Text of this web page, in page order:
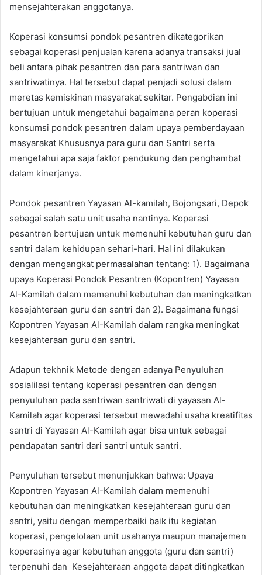
mensejahterakan anggotanya.
Koperasi konsumsi pondok pesantren dikategorikan
sebagai koperasi penjualan karena adanya transaksi jual
beli antara pihak pesantren dan para santriwan dan
santriwatinya. Hal tersebut dapat penjadi solusi dalam
meretas kemiskinan masyarakat sekitar. Pengabdian ini
bertujuan untuk mengetahui bagaimana peran koperasi
konsumsi pondok pesantren dalam upaya pemberdayaan
masyarakat Khususnya para guru dan Santri serta
mengetahui apa saja faktor pendukung dan penghambat
dalam kinerjanya.
Pondok pesantren Yayasan Al-kamilah, Bojongsari, Depok
sebagai salah satu unit usaha nantinya. Koperasi
pesantren bertujuan untuk memenuhi kebutuhan guru dan
santri dalam kehidupan sehari-hari. Hal ini dilakukan
dengan mengangkat permasalahan tentang: 1). Bagaimana
upaya Koperasi Pondok Pesantren (Kopontren) Yayasan
Al-Kamilah dalam memenuhi kebutuhan dan meningkatkan
kesejahteraan guru dan santri dan 2). Bagaimana fungsi
Kopontren Yayasan Al-Kamilah dalam rangka meningkat
kesejahteraan guru dan santri.
Adapun tekhnik Metode dengan adanya Penyuluhan
sosialilasi tentang koperasi pesantren dan dengan
penyuluhan pada santriwan santriwati di yayasan Al-
Kamilah agar koperasi tersebut mewadahi usaha kreatifitas
santri di Yayasan Al-Kamilah agar bisa untuk sebagai
pendapatan santri dari santri untuk santri.
Penyuluhan tersebut menunjukkan bahwa: Upaya
Kopontren Yayasan Al-Kamilah dalam memenuhi
kebutuhan dan meningkatkan kesejahteraan guru dan
santri, yaitu dengan memperbaiki baik itu kegiatan
koperasi, pengelolaan unit usahanya maupun manajemen
koperasinya agar kebutuhan anggota (guru dan santri)
terpenuhi dan Kesejahteraan anggota dapat ditingkatkan